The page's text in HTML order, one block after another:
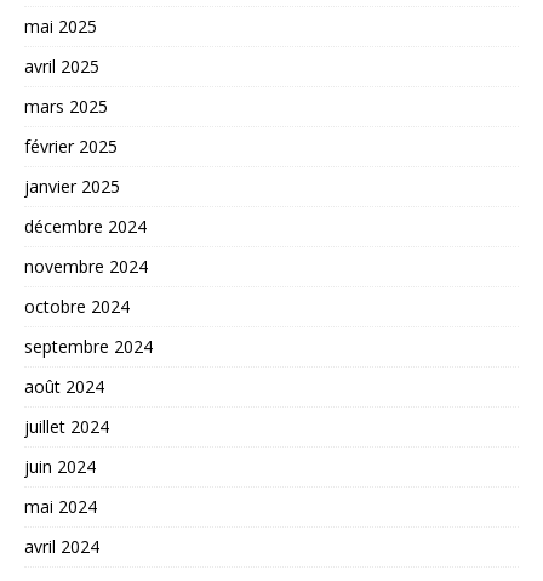
mai 2025
avril 2025
mars 2025
février 2025
janvier 2025
décembre 2024
novembre 2024
octobre 2024
septembre 2024
août 2024
juillet 2024
juin 2024
mai 2024
avril 2024